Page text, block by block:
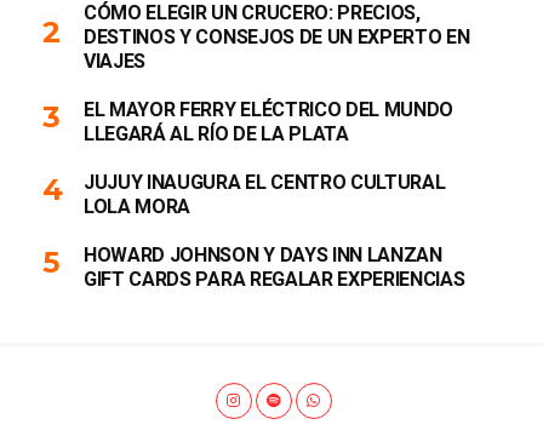
CÓMO ELEGIR UN CRUCERO: PRECIOS,
DESTINOS Y CONSEJOS DE UN EXPERTO EN
VIAJES
EL MAYOR FERRY ELÉCTRICO DEL MUNDO
LLEGARÁ AL RÍO DE LA PLATA
JUJUY INAUGURA EL CENTRO CULTURAL
LOLA MORA
HOWARD JOHNSON Y DAYS INN LANZAN
GIFT CARDS PARA REGALAR EXPERIENCIAS